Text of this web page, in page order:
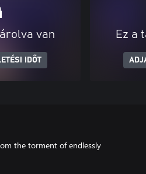
van
IDŐT
Ez a
the torment of endlessly